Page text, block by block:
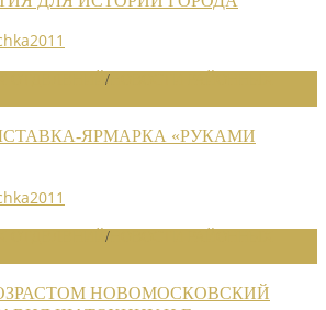
/
ЯРМАРКА «РУКАМИ
/
НОВОМОСКОВСКИЙ